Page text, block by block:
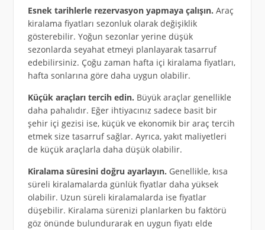
Esnek tarihlerle rezervasyon yapmaya çalışın. Araç
kiralama fiyatları sezonluk olarak değişiklik
gösterebilir. Yoğun sezonlar yerine düşük
sezonlarda seyahat etmeyi planlayarak tasarruf
edebilirsiniz. Çoğu zaman hafta içi kiralama fiyatları,
hafta sonlarına göre daha uygun olabilir.
Küçük araçları tercih edin. Büyük araçlar genellikle
daha pahalıdır. Eğer ihtiyacınız sadece basit bir
şehir içi gezisi ise, küçük ve ekonomik bir araç tercih
etmek size tasarruf sağlar. Ayrıca, yakıt maliyetleri
de küçük araçlarla daha düşük olabilir.
Kiralama süresini doğru ayarlayın. Genellikle, kısa
süreli kiralamalarda günlük fiyatlar daha yüksek
olabilir. Uzun süreli kiralamalarda ise fiyatlar
düşebilir. Kiralama sürenizi planlarken bu faktörü
göz önünde bulundurarak en uygun fiyatı elde